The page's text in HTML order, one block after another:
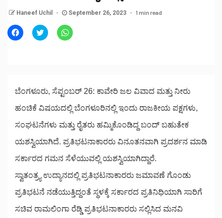
Haneef Uchil September 26, 2023 1 min read
Click
to
Click
to
Click
to
ಬೆಂಗಳೂರು, ಸೆಪ್ಟಂಬರ್ 26: ಕಾವೇರಿ ಜಲ ವಿವಾದ ಮತ್ತು ನೀರು
ಹಂಚಿಕೆ ವಿಷಯದಲ್ಲಿ ಬೆಂಗಳೂರಿನಲ್ಲಿ ಇಂದು ರಾಜಕೀಯ ಪಕ್ಷಗಳು,
ಸಂಘಟನೆಗಳು ಮತ್ತು ರೈತರು ಹಮ್ಮಿಕೊಂಡಿದ್ದ ಬಂದ್‌ ಬಹುತೇಕ
ಯಶಸ್ವಿಯಾಗಿದೆ. ಪ್ರತಿಭಟನಾಕಾರರು ವಿನೂತನವಾಗಿ ಪ್ರದರ್ಶನ ಮಾಡಿ
ಸರ್ಕಾರದ ಗಮನ ಸೆಳೆಯುವಲ್ಲಿ ಯಶಸ್ವಿಯಾಗಿದ್ದಾರೆ.
ಸ್ವಾತಂತ್ರ್ಯ ಉದ್ಯಾನದಲ್ಲಿ ಪ್ರತಿಭಟನಾಕಾರರು ಜಮಾವಣೆ ಗೊಂಡು
ಪ್ರತಿಭಟನೆ ನಡೆಯುತ್ತಿದ್ದಂತೆ ಸ್ಥಳಕ್ಕೆ ಸರ್ಕಾರದ ಪ್ರತಿನಿಧಿಯಾಗಿ ಸಾರಿಗೆ
ಸಚಿವ ರಾಮಲಿಂಗಾ ರೆಡ್ಡಿ ಪ್ರತಿಭಟನಾಕಾರರು ಸಲ್ಲಿಸಿದ ಮನವಿ